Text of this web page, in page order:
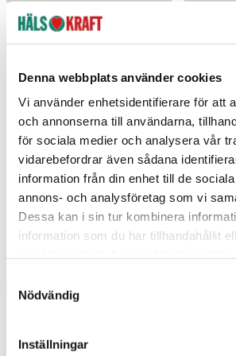
Denna webbplats använder cookies
Vi använder enhetsidentifierare för att
och annonserna till användarna,
för sociala medier och analysera vår
vidarebefordrar även sådana
information från din enhet till de
annons- och analysföretag som vi
Dessa kan i sin tur kombinera
information som du har tillhandahållit
Nödvändig
Inställningar
SandyGrip Broddar Citysafe
Springyard
Pris:249 kr
249 kr
HeelGrip
Springyard
Pris:329
329 kr